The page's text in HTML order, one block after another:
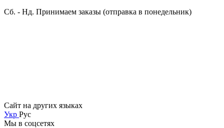
Сб. - Нд. Принимаем заказы (отправка в понедельник)
Сайт на других языках
Укр Рус
Мы в соцсетях